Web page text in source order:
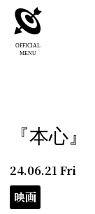
OFFICIAL
MENU
『本心』
24.06.21 Fri
映画